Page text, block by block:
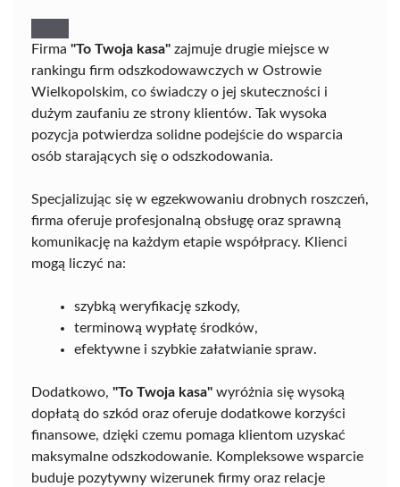
Firma "To Twoja kasa" zajmuje drugie miejsce w
rankingu firm odszkodowawczych w Ostrowie
Wielkopolskim, co świadczy o jej skuteczności i
dużym zaufaniu ze strony klientów. Tak wysoka
pozycja potwierdza solidne podejście do wsparcia
osób starających się o odszkodowania.
Specjalizując się w egzekwowaniu drobnych roszczeń,
firma oferuje profesjonalną obsługę oraz sprawną
komunikację na każdym etapie współpracy. Klienci
mogą liczyć na:
szybką weryfikację szkody,
terminową wypłatę środków,
efektywne i szybkie załatwianie spraw.
Dodatkowo, "To Twoja kasa" wyróżnia się wysoką
dopłatą do szkód oraz oferuje dodatkowe korzyści
finansowe, dzięki czemu pomaga klientom uzyskać
maksymalne odszkodowanie. Kompleksowe wsparcie
buduje pozytywny wizerunek firmy oraz relacje